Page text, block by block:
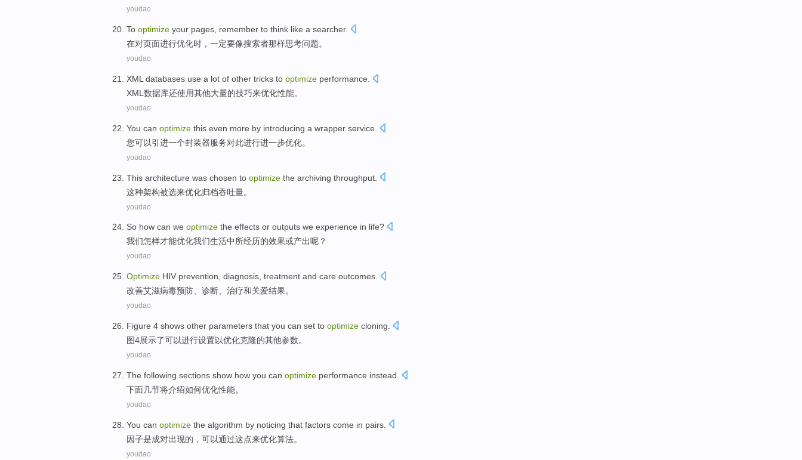
youdao
To optimize your pages remember to think like a searcher.
在对页面进行优化时， 一定要像搜索者那样思考问题。
youdao
XML databases use a lot of other tricks to optimize performance
XML 数据库还使用其他大量的技巧来优化性能。
youdao
You can optimize this even more by introducing a wrapper service
您可以引进一个封装器服务对此进行进一步优化。
youdao
This architecture was chosen to optimize the archiving throughput
这种架构被选来优化归档吞吐量。
youdao
So how can we optimize the effects or outputs we experience in life?
我们怎样才能优化我们生活中所经历的效果或产出呢？
youdao
Optimize HIV prevention diagnosis treatment and care outcomes
改善艾滋病毒预防 诊断 治疗和关爱结果。
youdao
Figure 4 shows other parameters that you can set to optimize cloning
图4展示了可以进行设置以优化克隆的其他参数。
youdao
The following sections show how you can optimize performance instead.
下面几节将介绍如何优化性能。
youdao
You can optimize the algorithm by noticing that factors come in pairs
因子是成对出现的， 可以通过这点来优化算法。
youdao